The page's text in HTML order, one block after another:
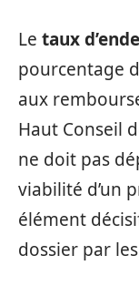
Le taux
pourcentage
aux
Haut Conseil
ne doit pas
viabilité d’un
élément
dossier par